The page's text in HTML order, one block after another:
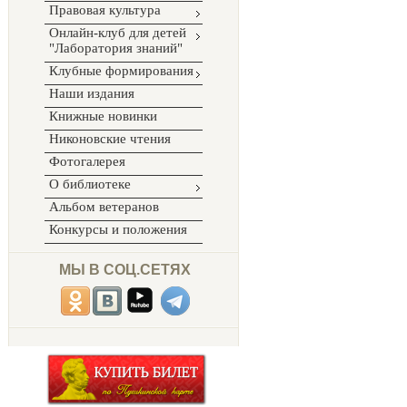
Правовая культура
Онлайн-клуб для детей
"Лаборатория знаний"
Клубные формирования
Наши издания
Книжные новинки
Никоновские чтения
Фотогалерея
О библиотеке
Альбом ветеранов
Конкурсы и положения
МЫ В СОЦ.СЕТЯХ